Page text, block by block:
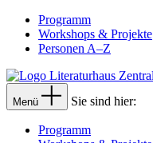
Programm
Workshops & Projekte
Personen A–Z
Menü Sie sind hier:
Programm